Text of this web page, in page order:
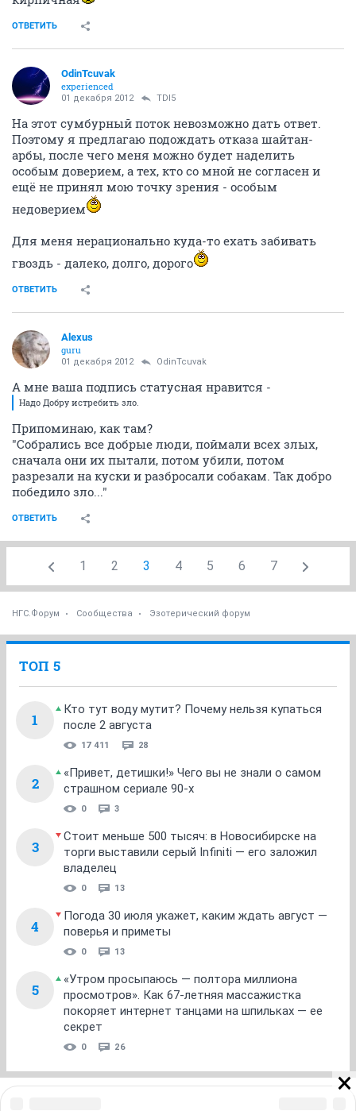
ОТВЕТИТЬ
OdinTcuvak
experienced
01 декабря 2012 TDI5
На этот сумбурный поток невозможно дать ответ.
Поэтому я предлагаю подождать отказа шайтан-
арбы, после чего меня можно будет наделить
особым доверием, а тех, кто со мной не согласен и
ещё не принял мою точку зрения - особым
недоверием
Для меня нерационально куда-то ехать забивать
гвоздь - далеко, долго, дорого
ОТВЕТИТЬ
Alexus
guru
01 декабря 2012 OdinTcuvak
А мне ваша подпись статусная нравится -
Надо Добру истребить зло.
Припоминаю, как там?
"Собрались все добрые люди, поймали всех злых,
сначала они их пытали, потом убили, потом
разрезали на куски и разбросали собакам. Так добро
победило зло..."
ОТВЕТИТЬ
1 2 3 4 5 6 7
НГС.Форум Сообщества Эзотерический форум
ТОП 5
1
Кто тут воду мутит? Почему нельзя купаться
после 2 августа
17 411 28
2
«Привет, детишки!» Чего вы не знали о самом
страшном сериале 90-х
0 3
3
Стоит меньше 500 тысяч: в Новосибирске на
торги выставили серый Infiniti — его заложил
владелец
0 13
4
Погода 30 июля укажет, каким ждать август —
поверья и приметы
0 13
5
«Утром просыпаюсь — полтора миллиона
просмотров». Как 67-летняя массажистка
покоряет интернет танцами на шпильках — ее
секрет
0 26